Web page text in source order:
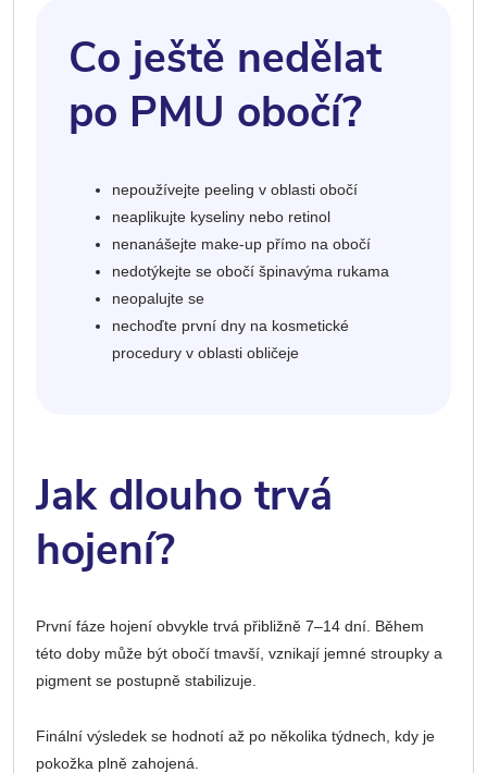
Co ještě nedělat
po PMU obočí?
nepoužívejte peeling v oblasti obočí
neaplikujte kyseliny nebo retinol
nenanášejte make-up přímo na obočí
nedotýkejte se obočí špinavýma rukama
neopalujte se
nechoďte první dny na kosmetické
procedury v oblasti obličeje
Jak dlouho trvá
hojení?
První fáze hojení obvykle trvá přibližně 7–14 dní. Během
této doby může být obočí tmavší, vznikají jemné stroupky a
pigment se postupně stabilizuje.
Finální výsledek se hodnotí až po několika týdnech, kdy je
pokožka plně zahojená.